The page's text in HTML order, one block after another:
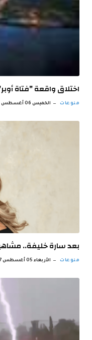
اختلاق واقعة "فتاة
منوعات الخميس 06 أغسطس 2:56 ص
بعد سارة خليفة..
منوعات الأربعاء 05 أغسطس 5:47 م